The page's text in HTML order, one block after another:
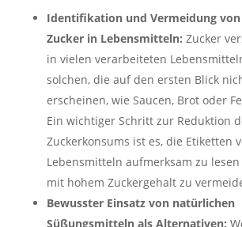
Identifikation und Vermeidung
Zucker in Lebensmitteln: Zucker
in vielen verarbeiteten
solchen, die auf den ersten Blick
erscheinen, wie Saucen, Brot oder
Ein wichtiger Schritt zur Reduktion
Zuckerkonsums ist es, die Etiketten
Lebensmitteln aufmerksam zu
mit hohem Zuckergehalt zu
Bewusster Einsatz von natürlichen
Süßungsmitteln als Alternativen: